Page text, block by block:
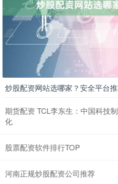
炒股配资网站选哪家？安全平台
期货配资 TCL李东生：中国科技
化
股票配资软件排行TOP
河南正规炒股配资公司推荐